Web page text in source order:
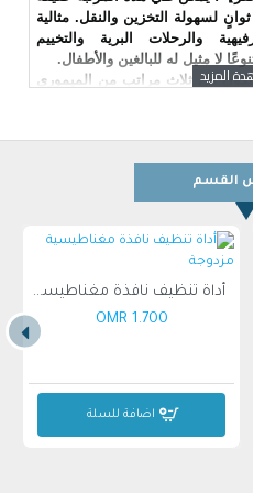
لسهولة التخزين والنقل. مثالية
والرحلات البرية والتخييم
لا مثيل له للبالغين والأطفال.
من ثلاث مراتب من الميموري
للتنظيف!
: تتكون من ثلاث قطع منفصلة من
للغاية في النقل والحمل. يمكن
الاستخدام، يمكن وضعها بسهولة
فوم】: تتيح لك الحصول على نوم
بفتح السرير الإسفنجي على الأرض
لنوم مريح ليلاً.
【المقاس وتعليمات الاستخدام】: 190 × 90 × 10 سم - قبل
وإزالة الغطاء، وترك الميموري
القسم
أداة تنظيف نافذة مغناطيسية مزدوجة
1.700 OMR
اضافة للسلة